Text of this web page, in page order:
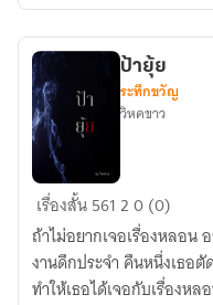
ป้า
ยุ้ย
ป้ายุ้ย
ระทึกขวัญ
วิหคขาว
เรื่องสั้น56120 (0)
ถ้าไม่อยากเจอเรื่องหลอน
งานดึกประจำ คืนหนึ่งเธอ
ทำให้เธอได้เจอกับเรื่องหล